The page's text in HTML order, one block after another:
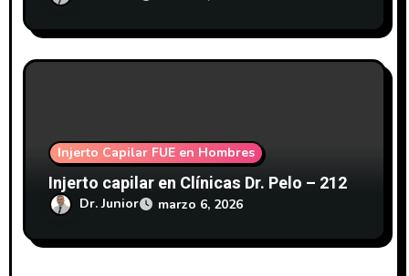
Injerto Capilar FUE en Hombres
Injerto capilar en Clínicas Dr. Pelo – 212
Dr. Junior marzo 6, 2026